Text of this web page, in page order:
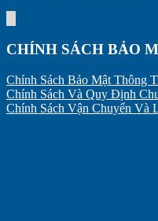
CHÍNH SÁCH BẢO
Chính Sách Bảo Mật Thông
Chính Sách Và Quy Định
Chính Sách Vận Chuyển Và